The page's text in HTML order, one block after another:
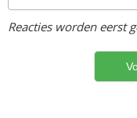
Reacties worden eerst